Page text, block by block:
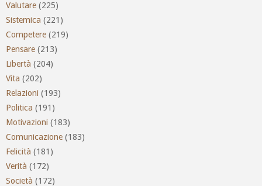
Valutare (225)
Sistemica (221)
Competere (219)
Pensare (213)
Libertà (204)
Vita (202)
Relazioni (193)
Politica (191)
Motivazioni (183)
Comunicazione (183)
Felicità (181)
Verità (172)
Società (172)